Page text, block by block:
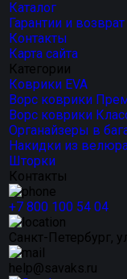
Каталог
Гарантии и возврат
Контакты
Карта сайта
Категории
Коврики EVA
Ворс коврики
Ворс коврики
Органайзеры в
Накидки из
Шторки
Контакты
+7 800 100 54 04
Санкт-Петербург,
help@savaks.ru